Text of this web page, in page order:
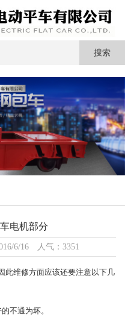
电机部分
6/16 人气：3351
此维修方面应该还要注意以下几
不通为坏。